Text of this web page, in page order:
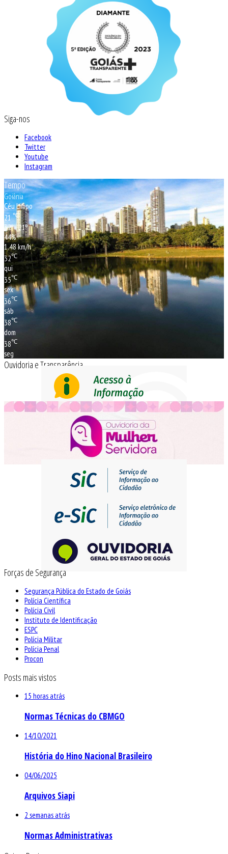
Siga-nos
Facebook
Twitter
Youtube
Instagram
Tempo
Goiânia
Céu Limpo
21℃
32º - 21º
44%
1.48 km/h
32℃
qui
35℃
sex
36℃
sáb
38℃
dom
38℃
seg
Ouvidoria e Transparência
Forças de Segurança
Segurança Pública do Estado de Goiás
Polícia Científica
Polícia Civil
Instituto de Identificação
ESPC
Polícia Militar
Polícia Penal
Procon
Posts mais vistos
15 horas atrás
Normas Técnicas do CBMGO
14/10/2021
História do Hino Nacional Brasileiro
04/06/2025
Arquivos Siapi
2 semanas atrás
Normas Administrativas